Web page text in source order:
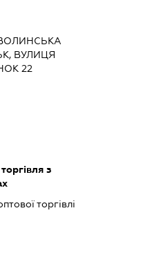
ВУЛИЦЯ
22
з
торгівлі